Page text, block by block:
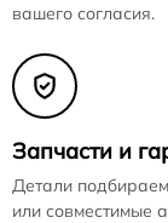
вашего согласия.
Запчасти и
Детали
или совместимые